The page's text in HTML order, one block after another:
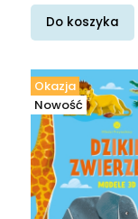
Do koszyka
Okazja
Nowość